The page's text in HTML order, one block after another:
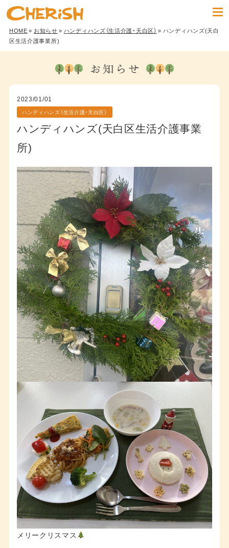
HOME» お知らせ» ハンディハンズ（生活介護・天白区） » ハンディハンズ(天白
区生活介護事業所)
2023/01/01
ハンディハンズ（生活介護・天白区）
ハンディハンズ(天白区生活介護事業
所)
メリークリスマス